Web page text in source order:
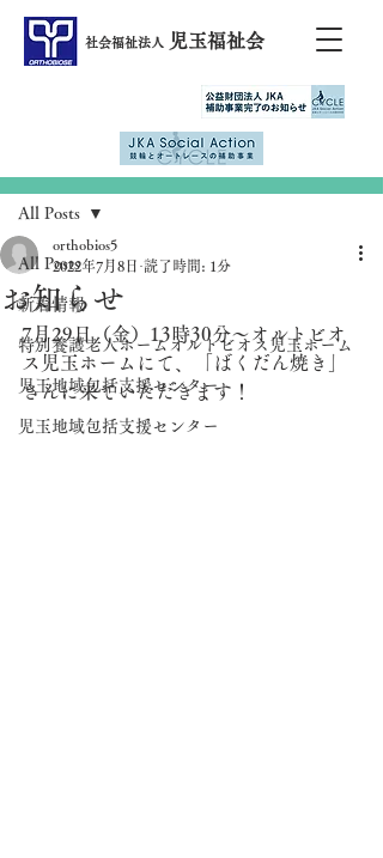
社会福祉法人 児玉福祉会
All Posts
新着情報
特別養護老人ホームオルトビオス児玉ホーム
児玉地域包括支援センター
児玉地域包括支援センター
All Posts
お知らせ
orthobios5
2022年7月8日 読了時間: 1分
7月29日（金）13時30分～オルトビオ
ス児玉ホームにて、「ばくだん焼き」
さんに来ていただきます！